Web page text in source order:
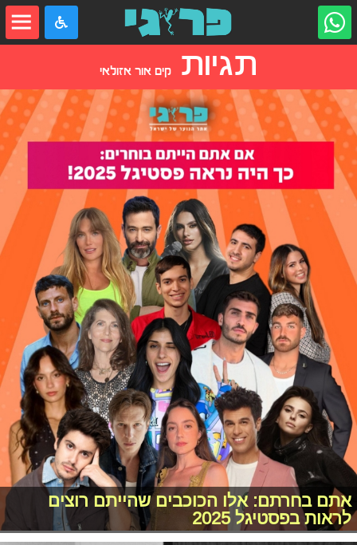
תגיות קים אור אזולאי
אתם בחרתם: אלו הכוכבים שהייתם רוצים
לראות בפסטיגל 2025